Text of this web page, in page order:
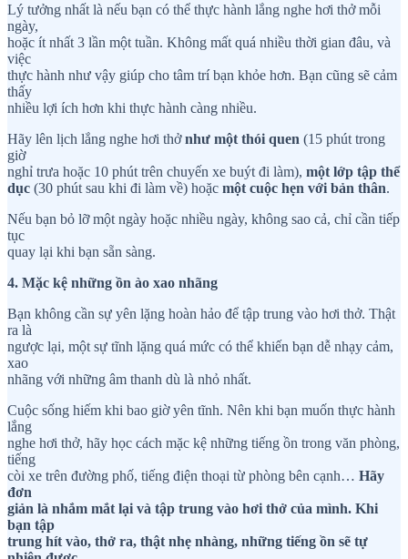
Lý tưởng nhất là nếu bạn có thể thực hành lắng nghe hơi thở mỗi
ngày,
hoặc ít nhất 3 lần một tuần. Không mất quá nhiều thời gian đâu, và
việc
thực hành như vậy giúp cho tâm trí bạn khỏe hơn. Bạn cũng sẽ cảm
thấy
nhiều lợi ích hơn khi thực hành càng nhiều.
Hãy lên lịch lắng nghe hơi thởnhư một thói quen (15 phút trong
giờ
nghỉ trưa hoặc 10 phút trên chuyến xe buýt đi làm), một lớp tập thể
dục (30 phút sau khi đi làm về) hoặc một cuộc hẹn với bản thân.
Nếu bạn bỏ lỡ một ngày hoặc nhiều ngày, không sao cả, chỉ cần tiếp
tục
quay lại khi bạn sẵn sàng.
4. Mặc kệ những ồn ào xao nhãng
Bạn không cần sự yên lặng hoàn hảo để tập trung vào hơi thở. Thật
ra là
ngược lại, một sự tĩnh lặng quá mức có thể khiến bạn dễ nhạy cảm,
xao
nhãng với những âm thanh dù là nhỏ nhất.
Cuộc sống hiếm khi bao giờ yên tĩnh. Nên khi bạn muốn thực hành
lắng
nghe hơi thở, hãy học cách mặc kệ những tiếng ồn trong văn phòng,
tiếng
còi xe trên đường phố, tiếng điện thoại từ phòng bên cạnh… Hãy
đơn
giản là nhắm mắt lại và tập trung vào hơi thở của mình. Khi
bạn tập
trung hít vào, thở ra, thật nhẹ nhàng, những tiếng ồn sẽ tự